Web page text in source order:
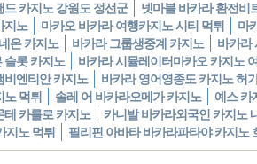
카지노 강원도 정선군
넷마블 바카라 환전비
지노
마카오 바카라 여행카지노 시티 먹튀
마
온 카지노
바카라 그룹생중계 카지노
바카라
슬롯 카지노
바카라 시뮬레이터마카오 카지노
비엔티안 카지노
바카라 영어영종도 카지노 허
노 먹튀
솔레 어 바카라오메가 카지노
예스 카
테 카를로 카지노
카니발 바카라외국인 카지노
지노 먹튀
필리핀 아바타 바카라파타야 카지노